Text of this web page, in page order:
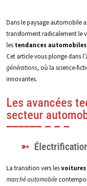
Dans le paysage automobile
transforment radicalement le
les tendances
Cet article vous plonge dans
générations, où la science-
innovantes.
Les avancées
secteur
La transition vers les
marché automobile